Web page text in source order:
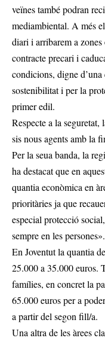
veïnes també podran
mediambiental. A més
diari i arribarem a
contracte precari i
condicions, digne
sostenibilitat i per la
primer edil.
Respecte a la
sis nous agents amb la
Per la seua banda, la
ha destacat que en
quantia econòmica en
prioritàries ja que
especial protecció
sempre en les persones».
En Joventut la quantia
25.000 a 35.000 euros.
famílies, en concret la
65.000 euros per a
a partir del segon fill/a.
Una altra de les àrees